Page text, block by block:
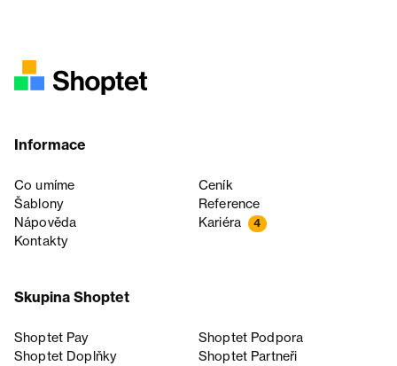
Informace
Co umíme
Ceník
Šablony
Reference
Nápověda
Kariéra 4
Kontakty
Skupina Shoptet
Shoptet Pay
Shoptet Podpora
Shoptet Doplňky
Shoptet Partneři